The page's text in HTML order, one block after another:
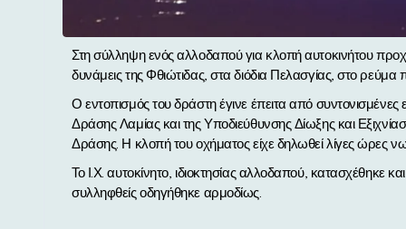
Στη σύλληψη ενός αλλοδαπού για κλοπή αυτοκινήτου προχώρησαν τα ξημερώματα του Σαββάτου (2/8) αστυνομικές
δυνάμεις της Φθιώτιδας, στα διόδια Πελασγίας, στο
Ο εντοπισμός του δράστη έγινε έπειτα από
Δράσης Λαμίας και της Υποδιεύθυνσης Δίωξης και
Δράσης. Η κλοπή του οχήματος είχε δηλωθεί λίγες ώρες
Το Ι.Χ. αυτοκίνητο, ιδιοκτησίας αλλοδαπού, κατασχέθηκε
συλληφθείς οδηγήθηκε αρμοδίως.